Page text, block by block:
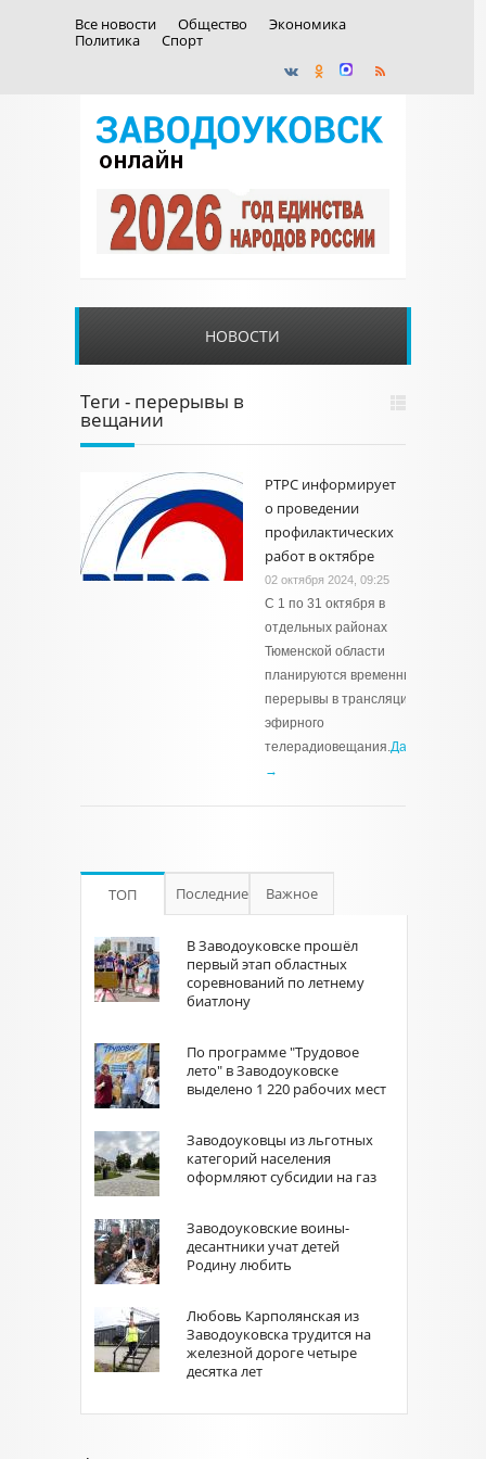
Все новости Общество
Экономика
Политика
Спорт
НОВОСТИ
Теги - перерывы в
вещании
РТРС информирует
о проведении
профилактических
работ в октябре
02 октября 2024, 09:25
С 1 по 31 октября в
отдельных районах
Тюменской области
планируются временные
перерывы в трансляции
эфирного
телерадиовещания.Далее
→
ТОП Последние Важное
В Заводоуковске прошёл
первый этап областных
соревнований по летнему
биатлону
По программе "Трудовое
лето" в Заводоуковске
выделено 1 220 рабочих мест
Заводоуковцы из льготных
категорий населения
оформляют субсидии на газ
Заводоуковские воины-
десантники учат детей
Родину любить
Любовь Карполянская из
Заводоуковска трудится на
железной дороге четыре
десятка лет